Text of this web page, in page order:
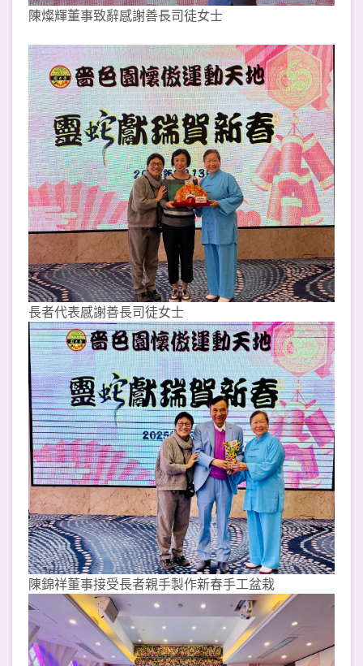
陳燦輝董事致辭感謝善長司徒女士
長者代表感謝善長司徒女士
陳錦祥董事接受長者親手製作新春手工盆栽